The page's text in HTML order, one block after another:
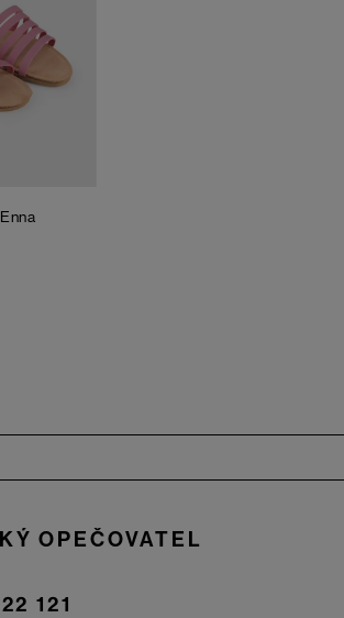
OPEČOVATEL
121